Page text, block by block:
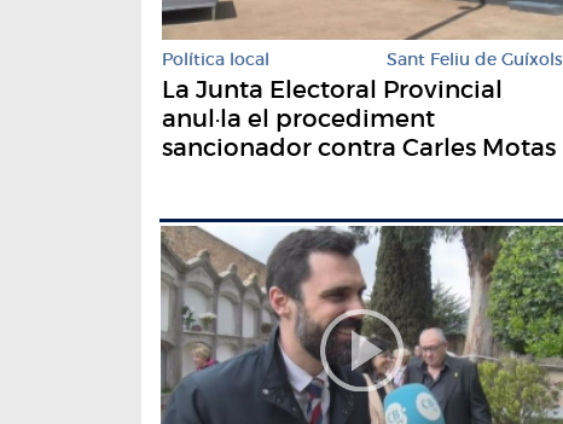
Política local Sant Feliu de Guíxols
La Junta Electoral Provincial
anul·la el procediment
sancionador contra Carles Motas